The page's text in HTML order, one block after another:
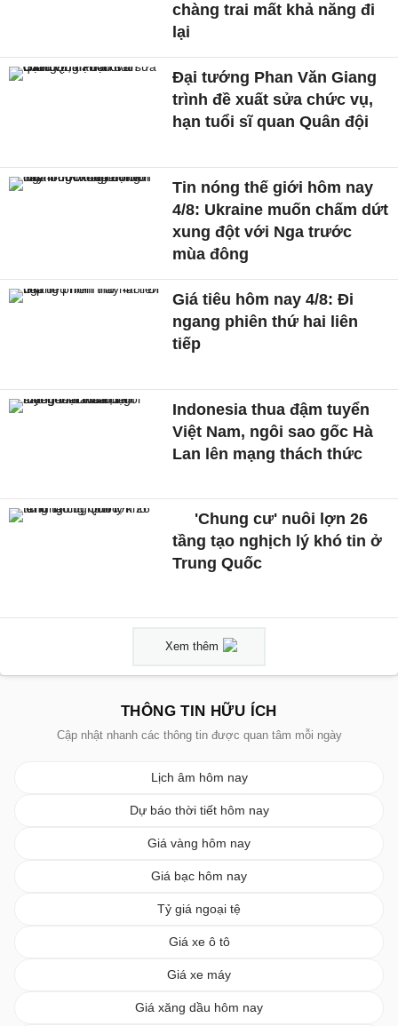
chàng trai mất khả năng đi
lại
Đại tướng Phan Văn Giang
trình đề xuất sửa chức vụ,
hạn tuổi sĩ quan Quân đội
Tin nóng thế giới hôm nay
4/8: Ukraine muốn chấm dứt
xung đột với Nga trước
mùa đông
Giá tiêu hôm nay 4/8: Đi
ngang phiên thứ hai liên
tiếp
Indonesia thua đậm tuyển
Việt Nam, ngôi sao gốc Hà
Lan lên mạng thách thức
'Chung cư' nuôi lợn 26
tầng tạo nghịch lý khó tin ở
Trung Quốc
Xem thêm
THÔNG TIN HỮU ÍCH
Cập nhật nhanh các thông tin được quan tâm mỗi ngày
Lịch âm hôm nay
Dự báo thời tiết hôm nay
Giá vàng hôm nay
Giá bạc hôm nay
Tỷ giá ngoại tệ
Giá xe ô tô
Giá xe máy
Giá xăng dầu hôm nay